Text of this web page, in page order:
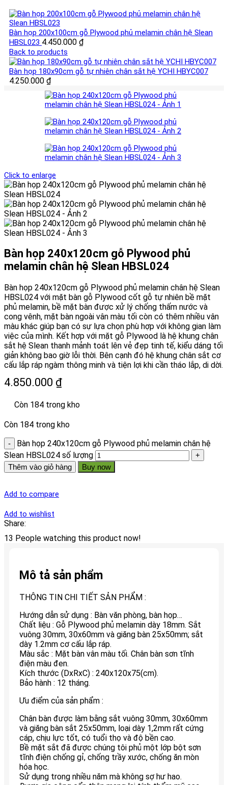
Bàn họp 200x100cm gỗ Plywood phủ melamin chân hệ Slean
HBSL023 4.450.000 ₫
Back to products
Bàn họp 180x90cm gỗ tự nhiên chân sắt hệ YCHI HBYC007
4.250.000 ₫
Click to enlarge
Bàn họp 240x120cm gỗ Plywood phủ
melamin chân hệ Slean HBSL024
Bàn họp 240x120cm gỗ Plywood phủ melamin chân hệ Slean
HBSL024 với mặt bàn gỗ Plywood cốt gỗ tự nhiên bề mặt
phủ melamin, bề mặt bàn được xử lý chống thấm nước và
cong vênh, mặt bàn ngoài vân màu tối còn có thêm nhiều vân
màu khác giúp bạn có sự lựa chọn phù hợp với không gian làm
việc của mình. Kết hợp với mặt gỗ Plywood là hệ khung chân
sắt hệ Slean thanh mảnh toát lên vẻ đẹp tinh tế, kiểu dáng tối
giản không bao giờ lỗi thời. Bên cạnh đó hệ khung chân sắt cơ
cấu lắp ráp ngàm thông minh và tiện lợi khi cần tháo lắp, di dời.
4.850.000 ₫
Còn 184 trong kho
Còn 184 trong kho
Bàn họp 240x120cm gỗ Plywood phủ melamin chân hệ
Slean HBSL024 số lượng
Thêm vào giỏ hàng Buy now
Add to compare
Add to wishlist
Share:
13 People watching this product now!
Mô tả sản phẩm
THÔNG TIN CHI TIẾT SẢN PHẨM :
Hướng dẫn sử dụng : Bàn văn phòng, bàn họp…
Chất liệu : Gỗ Plywood phủ melamin dày 18mm. Sắt
vuông 30mm, 30x60mm và giăng bàn 25x50mm; sắt
dày 1.2mm cơ cấu lắp ráp.
Màu sắc : Mặt bàn vân màu tối. Chân bàn sơn tĩnh
điện màu đen.
Kích thước (DxRxC) : 240x120x75(cm).
Bảo hành : 12 tháng.
Ưu điểm của sản phẩm :
Chân bàn được làm bằng sắt vuông 30mm, 30x60mm
và giăng bàn sắt 25x50mm, loại dày 1,2mm rất cứng
cáp, chịu lực tốt, có tuổi thọ và độ bền cao.
Bề mặt sắt đã được chúng tôi phủ một lớp bột sơn
tĩnh điện chống gỉ, chống trầy xước, chống ăn mòn
hóa học.
Sử dụng trong nhiều năm mà không sợ hư hao.